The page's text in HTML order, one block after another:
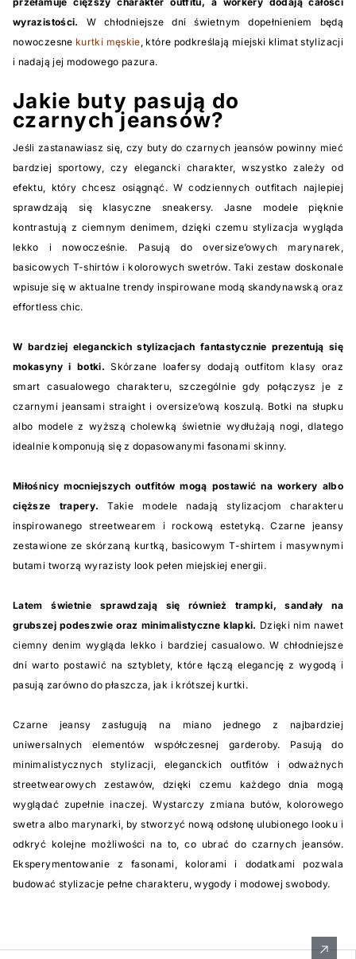
wyrazistości.
W chłodniejsze dni świetnym dopełnieniem będą
nowoczesne kurtki męskie, które podkreślają miejski klimat stylizacji
i nadają jej modowego pazura.
Jakie buty pasują do
czarnych jeansów?
Jeśli zastanawiasz się, czy buty do czarnych jeansów powinny mieć
bardziej sportowy, czy elegancki charakter, wszystko zależy od
efektu, który chcesz osiągnąć. W codziennych outfitach najlepiej
sprawdzają się klasyczne sneakersy. Jasne modele pięknie
kontrastują z ciemnym denimem, dzięki czemu stylizacja wygląda
lekko i nowocześnie. Pasują do oversize’owych marynarek,
basicowych T-shirtów i kolorowych swetrów. Taki zestaw doskonale
wpisuje się w aktualne trendy inspirowane modą skandynawską oraz
effortless chic.
W bardziej eleganckich stylizacjach fantastycznie prezentują się
mokasyny i botki. Skórzane loafersy dodają outfitom klasy oraz
smart casualowego charakteru, szczególnie gdy połączysz je z
czarnymi jeansami straight i oversize’ową koszulą. Botki na słupku
albo modele z wyższą cholewką świetnie wydłużają nogi, dlatego
idealnie komponują się z dopasowanymi fasonami skinny.
Miłośnicy mocniejszych outfitów mogą postawić na workery albo
cięższe trapery. Takie modele nadają stylizacjom charakteru
inspirowanego streetwearem i rockową estetyką. Czarne jeansy
zestawione ze skórzaną kurtką, basicowym T-shirtem i masywnymi
butami tworzą wyrazisty look pełen miejskiej energii.
Latem świetnie sprawdzają się również trampki, sandały na
grubszej podeszwie oraz minimalistyczne klapki. Dzięki nim nawet
ciemny denim wygląda lekko i bardziej casualowo. W chłodniejsze
dni warto postawić na sztyblety, które łączą elegancję z wygodą i
pasują zarówno do płaszcza, jak i krótszej kurtki.
Czarne jeansy zasługują na miano jednego z najbardziej
uniwersalnych elementów współczesnej garderoby. Pasują do
minimalistycznych stylizacji, eleganckich outfitów i odważnych
streetwearowych zestawów, dzięki czemu każdego dnia mogą
wyglądać zupełnie inaczej. Wystarczy zmiana butów, kolorowego
swetra albo marynarki, by stworzyć nową odsłonę ulubionego looku i
odkryć kolejne możliwości na to, co ubrać do czarnych jeansów.
Eksperymentowanie z fasonami, kolorami i dodatkami pozwala
budować stylizacje pełne charakteru, wygody i modowej swobody.